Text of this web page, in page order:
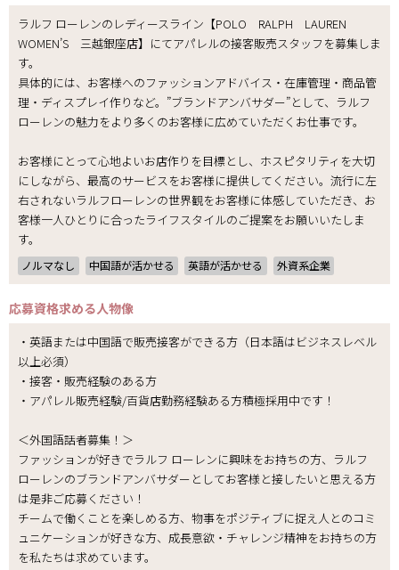
ラルフ ローレンのレディースライン【POLO RALPH LAUREN
WOMEN’S 三越銀座店】にてアパレルの接客販売スタッフを募集しま
す。
具体的には、お客様へのファッションアドバイス・在庫管理・商品管
理・ディスプレイ作りなど。”ブランドアンバサダー”として、ラルフ
ローレンの魅力をより多くのお客様に広めていただくお仕事です。
お客様にとって心地よいお店作りを目標とし、ホスピタリティを大切
にしながら、最高のサービスをお客様に提供してください。流行に左
右されないラルフローレンの世界観をお客様に体感していただき、お
客様一人ひとりに合ったライフスタイルのご提案をお願いいたしま
す。
ノルマなし 中国語が活かせる 英語が活かせる 外資系企業
応募資格求める人物像
・英語または中国語で販売接客ができる方（日本語はビジネスレベル
以上必須）
・接客・販売経験のある方
・アパレル販売経験/百貨店勤務経験ある方積極採用中です！
＜外国語話者募集！＞
ファッションが好きでラルフ ローレンに興味をお持ちの方、ラルフ
ローレンのブランドアンバサダーとしてお客様と接したいと思える方
は是非ご応募ください！
チームで働くことを楽しめる方、物事をポジティブに捉え人とのコミ
ュニケーションが好きな方、成長意欲・チャレンジ精神をお持ちの方
を私たちは求めています。